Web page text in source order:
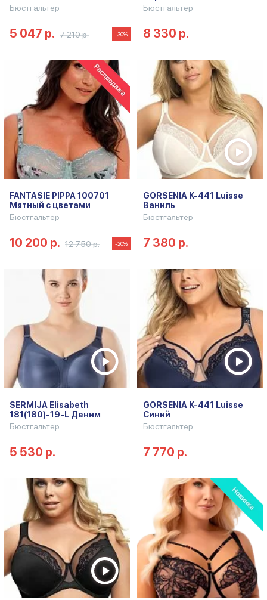
Бюстгальтер
5 047 р. 7 210 р. -30%
Бюстгальтер
8 330 р.
FANTASIE PIPPA 100701
Мятный с цветами
Бюстгальтер
10 200 р. 12 750 р. -20%
GORSENIA K-441 Luisse
Ваниль
Бюстгальтер
7 380 р.
SERMIJA Elisabeth
181(180)-19-L Деним
Бюстгальтер
5 530 р.
GORSENIA K-441 Luisse
Синий
Бюстгальтер
7 770 р.